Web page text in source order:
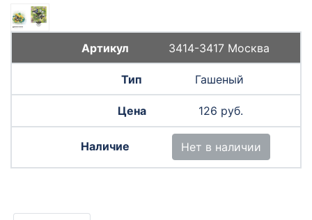
3414-3417 Москва
Гашеный
126 руб.
Нет в наличии